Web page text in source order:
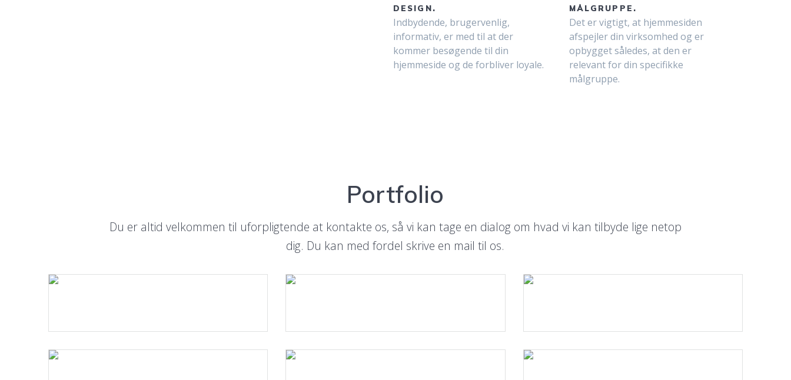
DESIGN.
Indbydende, brugervenlig,
informativ, er med til at der
kommer besøgende til din
hjemmeside og de forbliver loyale.
MÅLGRUPPE.
Det er vigtigt, at hjemmesiden
afspejler din virksomhed og er
opbygget således, at den er
relevant for din specifikke
målgruppe.
Portfolio
Du er altid velkommen til uforpligtende at kontakte os, så vi kan tage en dialog om hvad vi kan tilbyde lige netop
dig. Du kan med fordel skrive en mail til os.